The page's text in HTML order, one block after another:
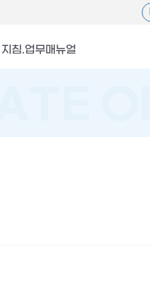
지침.업무매뉴얼